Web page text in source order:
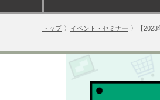
トップ イベント・セミナー 【